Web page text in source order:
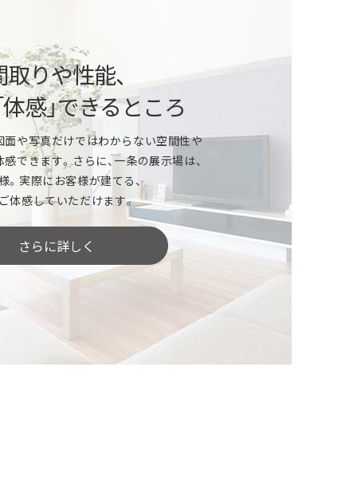
住宅ローンなどの資金計画まで、
たします。
という方
は？家づくりの資金計画は？
家づくりをはじめる上で気になることは
たい」という方
な土地がいいのでしょう？
りや性能、
感」できるところ
面や写真だけではわからない空間性や
できます。さらに、一条の展示場は、
。実際にお客様が建てる、
体感していただけます。
さらに詳しく